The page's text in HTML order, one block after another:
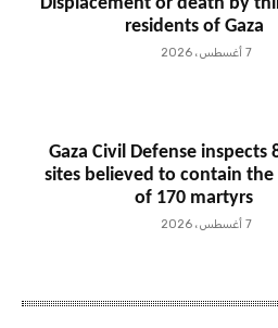
Displacement or death by
residents of Gaza
7 أغسطس، 2026
Gaza Civil Defense inspects
sites believed to contain the
of 170 martyrs
7 أغسطس، 2026